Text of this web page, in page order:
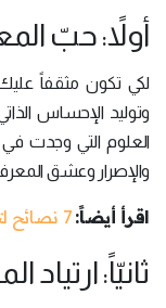
أولاً: حبّ
لكي تكون مثقفاً
وتوليد الإحساس
العلوم التي وجدت في
والإصرار وعشق
اقرأ أيضاً: 7 نصائح لتزيد آفاق المعرفة لديك
ثانيّاً: ارتياد